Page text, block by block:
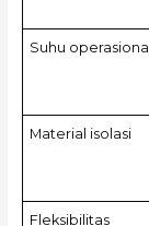
Suhu operasional
Material isolasi
Fleksibilitas